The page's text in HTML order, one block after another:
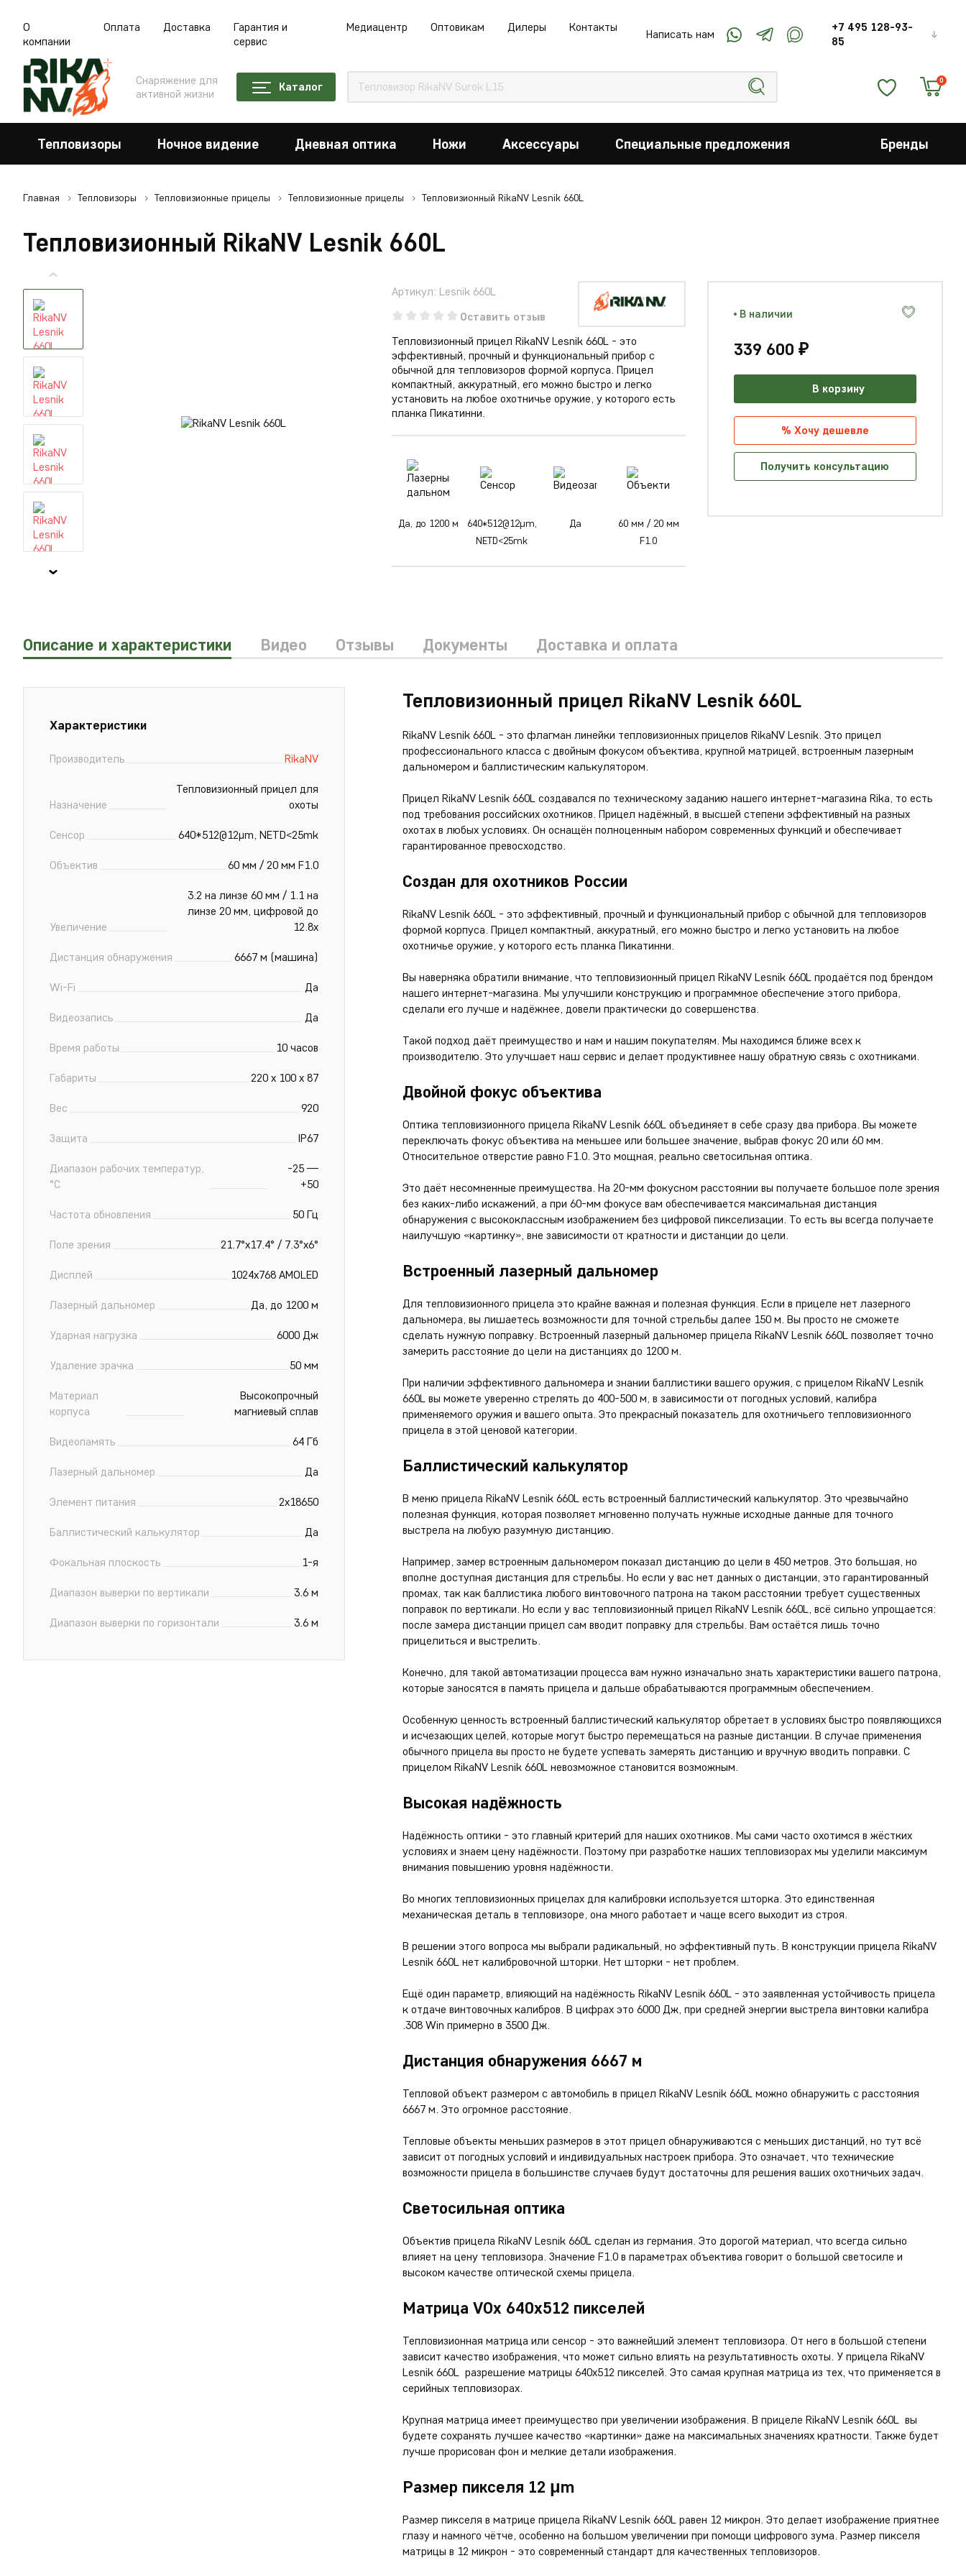
О
компании
Оплата Доставка
Гарантия и
сервис
Медиацентр Оптовикам Дилеры Контакты
Написать нам
+7 495 128-93-
85
Снаряжение для
активной жизни
Каталог 0
Тепловизоры Ночное видение Дневная оптика Ножи Аксессуары Специальные предложения Бренды
Главная Тепловизоры Тепловизионные прицелы Тепловизионные прицелы Тепловизионный RikaNV Lesnik 660L
Тепловизионный RikaNV Lesnik 660L
Артикул: Lesnik 660L
Оставить отзыв
Тепловизионный прицел RikaNV Lesnik 660L - это
эффективный, прочный и функциональный прибор с
обычной для тепловизоров формой корпуса. Прицел
компактный, аккуратный, его можно быстро и легко
установить на любое охотничье оружие, у которого есть
планка Пикатинни.
Да, до 1200 м
640*512@12µm,
NETD<25mk
Да
60 мм / 20 мм
F1.0
Описание и характеристики Видео Отзывы Документы Доставка и оплата
Xарактеристики
Производитель RikaNV
Назначение
Тепловизионный прицел для
охоты
Сенсор 640*512@12µm, NETD<25mk
Объектив 60 мм / 20 мм F1.0
Увеличение
3.2 на линзе 60 мм / 1.1 на
линзе 20 мм, цифровой до
12.8х
Дистанция обнаружения 6667 м (машина)
Wi-Fi Да
Видеозапись Да
Время работы 10 часов
Габариты 220 х 100 х 87
Вес 920
Защита IP67
Диапазон рабочих температур,
°С
-25 —
+50
Частота обновления 50 Гц
Поле зрения 21.7°x17.4° / 7.3°x6°
Дисплей 1024x768 AMOLED
Лазерный дальномер Да, до 1200 м
Ударная нагрузка 6000 Дж
Удаление зрачка 50 мм
Материал
корпуса
Высокопрочный
магниевый сплав
Видеопамять 64 Гб
Лазерный дальномер Да
Элемент питания 2х18650
Баллистический калькулятор Да
Фокальная плоскость 1-я
Диапазон выверки по вертикали 3.6 м
Диапазон выверки по горизонтали 3.6 м
Тепловизионный прицел RikaNV Lesnik 660L
RikaNV Lesnik 660L - это флагман линейки тепловизионных прицелов RikaNV Lesnik. Это прицел
профессионального класса с двойным фокусом объектива, крупной матрицей, встроенным лазерным
дальномером и баллистическим калькулятором.
Прицел RikaNV Lesnik 660L создавался по техническому заданию нашего интернет-магазина Rika, то есть
под требования российских охотников. Прицел надёжный, в высшей степени эффективный на разных
охотах в любых условиях. Он оснащён полноценным набором современных функций и обеспечивает
гарантированное превосходство.
Создан для охотников России
RikaNV Lesnik 660L - это эффективный, прочный и функциональный прибор с обычной для тепловизоров
формой корпуса. Прицел компактный, аккуратный, его можно быстро и легко установить на любое
охотничье оружие, у которого есть планка Пикатинни.
Вы наверняка обратили внимание, что тепловизионный прицел RikaNV Lesnik 660L продаётся под брендом
нашего интернет-магазина. Мы улучшили конструкцию и программное обеспечение этого прибора,
сделали его лучше и надёжнее, довели практически до совершенства.
Такой подход даёт преимущество и нам и нашим покупателям. Мы находимся ближе всех к
производителю. Это улучшает наш сервис и делает продуктивнее нашу обратную связь с охотниками.
Двойной фокус объектива
Оптика тепловизионного прицела RikaNV Lesnik 660L объединяет в себе сразу два прибора. Вы можете
переключать фокус объектива на меньшее или большее значение, выбрав фокус 20 или 60 мм.
Относительное отверстие равно F1.0. Это мощная, реально светосильная оптика.
Это даёт несомненные преимущества. На 20-мм фокусном расстоянии вы получаете большое поле зрения
без каких-либо искажений, а при 60-мм фокусе вам обеспечивается максимальная дистанция
обнаружения с высококлассным изображением без цифровой пикселизации. То есть вы всегда получаете
наилучшую «картинку», вне зависимости от кратности и дистанции до цели.
Встроенный лазерный дальномер
Для тепловизионного прицела это крайне важная и полезная функция. Если в прицеле нет лазерного
дальномера, вы лишаетесь возможности для точной стрельбы далее 150 м. Вы просто не сможете
сделать нужную поправку. Встроенный лазерный дальномер прицела RikaNV Lesnik 660L позволяет точно
замерить расстояние до цели на дистанциях до 1200 м.
При наличии эффективного дальномера и знании баллистики вашего оружия, с прицелом RikaNV Lesnik
660L вы можете уверенно стрелять до 400-500 м, в зависимости от погодных условий, калибра
применяемого оружия и вашего опыта. Это прекрасный показатель для охотничьего тепловизионного
прицела в этой ценовой категории.
Баллистический калькулятор
В меню прицела RikaNV Lesnik 660L есть встроенный баллистический калькулятор. Это чрезвычайно
полезная функция, которая позволяет мгновенно получать нужные исходные данные для точного
выстрела на любую разумную дистанцию.
Например, замер встроенным дальномером показал дистанцию до цели в 450 метров. Это большая, но
вполне доступная дистанция для стрельбы. Но если у вас нет данных о дистанции, это гарантированный
промах, так как баллистика любого винтовочного патрона на таком расстоянии требует существенных
поправок по вертикали. Но если у вас тепловизионный прицел RikaNV Lesnik 660L, всё сильно упрощается:
после замера дистанции прицел сам вводит поправку для стрельбы. Вам остаётся лишь точно
прицелиться и выстрелить.
Конечно, для такой автоматизации процесса вам нужно изначально знать характеристики вашего патрона,
которые заносятся в память прицела и дальше обрабатываются программным обеспечением.
Особенную ценность встроенный баллистический калькулятор обретает в условиях быстро появляющихся
и исчезающих целей, которые могут быстро перемещаться на разные дистанции. В случае применения
обычного прицела вы просто не будете успевать замерять дистанцию и вручную вводить поправки. С
прицелом RikaNV Lesnik 660L невозможное становится возможным.
Высокая надёжность
Надёжность оптики - это главный критерий для наших охотников. Мы сами часто охотимся в жёстких
условиях и знаем цену надёжности. Поэтому при разработке наших тепловизорах мы уделили максимум
внимания повышению уровня надёжности.
Во многих тепловизионных прицелах для калибровки используется шторка. Это единственная
механическая деталь в тепловизоре, она много работает и чаще всего выходит из строя.
В решении этого вопроса мы выбрали радикальный, но эффективный путь. В конструкции прицела RikaNV
Lesnik 660L нет калибровочной шторки. Нет шторки - нет проблем.
Ещё один параметр, влияющий на надёжность RikaNV Lesnik 660L - это заявленная устойчивость прицела
к отдаче винтовочных калибров. В цифрах это 6000 Дж, при средней энергии выстрела винтовки калибра
.308 Win примерно в 3500 Дж.
Дистанция обнаружения 6667 м
Тепловой объект размером с автомобиль в прицел RikaNV Lesnik 660L можно обнаружить с расстояния
6667 м. Это огромное расстояние.
Тепловые объекты меньших размеров в этот прицел обнаруживаются с меньших дистанций, но тут всё
зависит от погодных условий и индивидуальных настроек прибора. Это означает, что технические
возможности прицела в большинстве случаев будут достаточны для решения ваших охотничьих задач.
Светосильная оптика
Объектив прицела RikaNV Lesnik 660L сделан из германия. Это дорогой материал, что всегда сильно
влияет на цену тепловизора. Значение F1.0 в параметрах объектива говорит о большой светосиле и
высоком качестве оптической схемы прицела.
Матрица VOx 640х512 пикселей
Тепловизионная матрица или сенсор - это важнейший элемент тепловизора. От него в большой степени
зависит качество изображения, что может сильно влиять на результативность охоты. У прицела RikaNV
Lesnik 660L разрешение матрицы 640х512 пикселей. Это самая крупная матрица из тех, что применяется в
серийных тепловизорах.
Крупная матрица имеет преимущество при увеличении изображения. В прицеле RikaNV Lesnik 660L вы
будете сохранять лучшее качество «картинки» даже на максимальных значениях кратности. Также будет
лучше прорисован фон и мелкие детали изображения.
Размер пикселя 12 μm
Размер пикселя в матрице прицела RikaNV Lesnik 660L равен 12 микрон. Это делает изображение приятнее
глазу и намного чётче, особенно на большом увеличении при помощи цифрового зума. Размер пикселя
матрицы в 12 микрон - это современный стандарт для качественных тепловизоров.
В наличии
339 600 ₽
В корзину
% Хочу дешевле
Получить консультацию